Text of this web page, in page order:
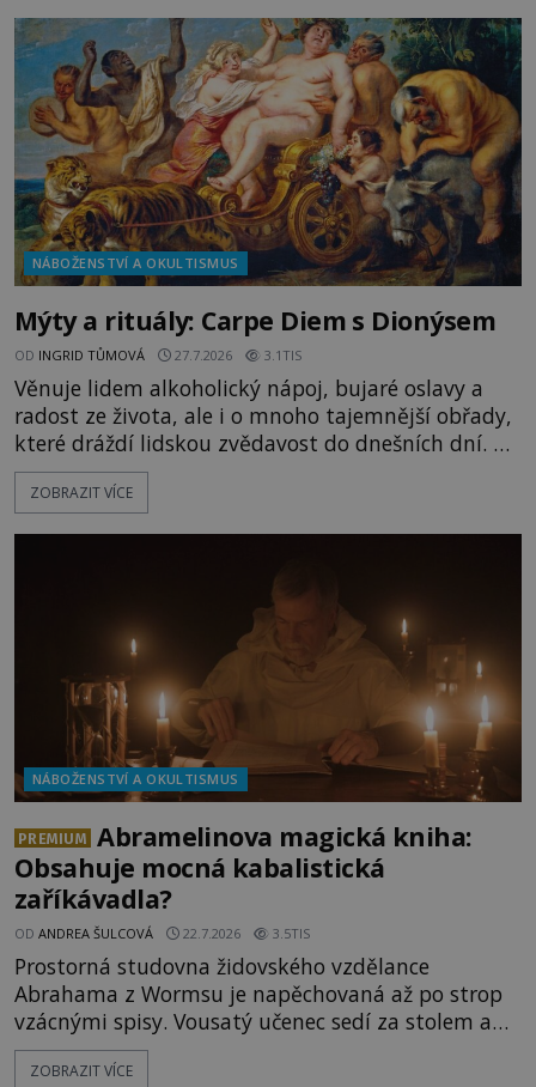
vyplouváme,“ sdělí jim. „Kam máme namířeno,
kapitáne?“ zeptá se ho jeden z templářů. „Do Sk
NÁBOŽENSTVÍ A OKULTISMUS
Mýty a rituály: Carpe Diem s Dionýsem
OD INGRID TŮMOVÁ 27.7.2026 3.1TIS
Věnuje lidem alkoholický nápoj, bujaré oslavy a
radost ze života, ale i o mnoho tajemnější obřady,
které dráždí lidskou zvědavost do dnešních dní. Co
doopravdy představuje bůh, jemuž Římané říkají
Bakchus? Mytologický příběh řeckého boha
ZOBRAZIT VÍCE
NÁBOŽENSTVÍ A OKULTISMUS
PREMIUM
Abramelinova magická kniha:
Obsahuje mocná kabalistická
zaříkávadla?
OD ANDREA ŠULCOVÁ 22.7.2026 3.5TIS
Prostorná studovna židovského vzdělance
Abrahama z Wormsu je napěchovaná až po strop
vzácnými spisy. Vousatý učenec sedí za stolem a
před sebou má rozložený jeden z nejzáhadnějších
magických textů. Jde o Abramelinův grimoár, který
ZOBRAZIT VÍCE